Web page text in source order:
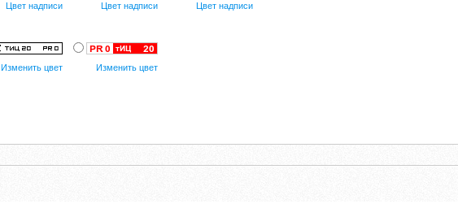
Цвет надписи Цвет надписи Цвет надписи
Изменить цвет Изменить цвет